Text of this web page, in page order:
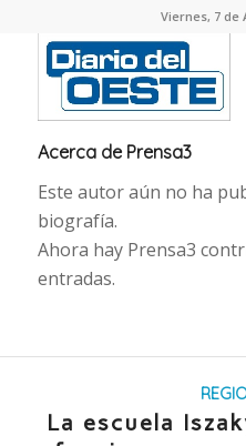
Viernes, 7 de
Acerca de Prensa3
Este autor aún no ha
biografía.
Ahora hay Prensa3
entradas.
La escuela